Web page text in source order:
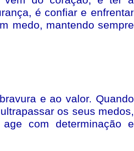
é confiar e enfrentar
medo, mantendo sempre
e ao valor. Quando
os seus medos,
com determinação e